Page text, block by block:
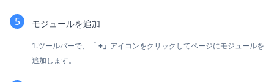
モジュールを追加
1.ツールバーで、「 +」 アイコンをクリックしてページにモジュールを
追加します。